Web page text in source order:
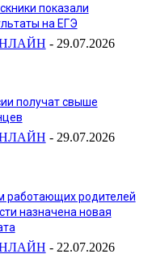
показали
на ЕГЭ
- 29.07.2026
получат свыше
- 29.07.2026
работающих родителей
назначена новая
- 22.07.2026